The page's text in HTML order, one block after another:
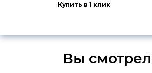
Купить в 1 клик
Вы